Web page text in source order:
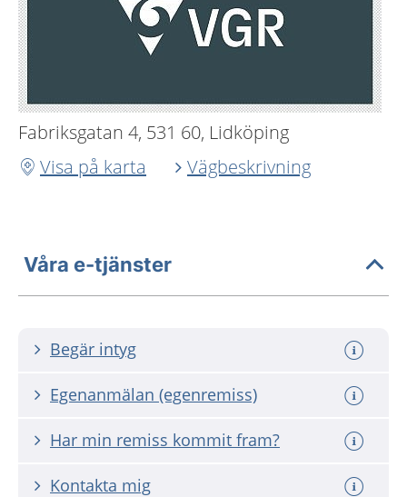
Fabriksgatan 4, 531 60, Lidköping
Visa på karta
Vägbeskrivning
Våra e-tjänster
Begär intyg
Egenanmälan (egenremiss)
Har min remiss kommit fram?
Kontakta mig